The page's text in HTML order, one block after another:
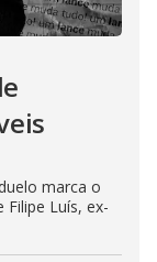
marca o
Luís, ex-